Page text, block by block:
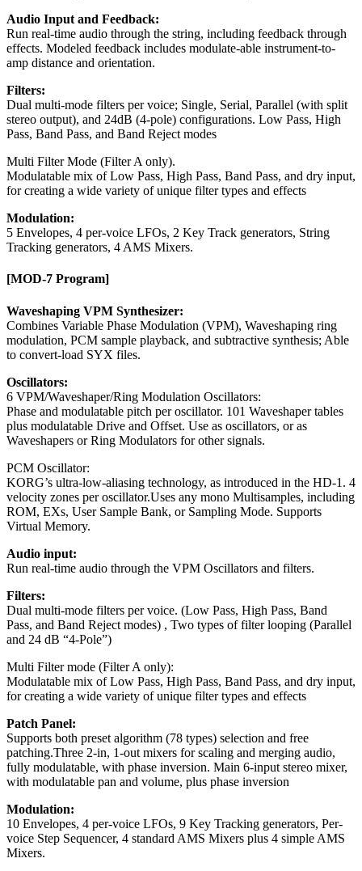
Audio Input and Feedback:
Run real-time audio through the string, including feedback through
effects. Modeled feedback includes modulate-able instrument-to-
amp distance and orientation.
Filters:
Dual multi-mode filters per voice; Single, Serial, Parallel (with split
stereo output), and 24dB (4-pole) configurations. Low Pass, High
Pass, Band Pass, and Band Reject modes
Multi Filter Mode (Filter A only).
Modulatable mix of Low Pass, High Pass, Band Pass, and dry input,
for creating a wide variety of unique filter types and effects
Modulation:
5 Envelopes, 4 per-voice LFOs, 2 Key Track generators, String
Tracking generators, 4 AMS Mixers.
[MOD-7 Program]
Waveshaping VPM Synthesizer:
Combines Variable Phase Modulation (VPM), Waveshaping ring
modulation, PCM sample playback, and subtractive synthesis; Able
to convert-load SYX files.
Oscillators:
6 VPM/Waveshaper/Ring Modulation Oscillators:
Phase and modulatable pitch per oscillator. 101 Waveshaper tables
plus modulatable Drive and Offset. Use as oscillators, or as
Waveshapers or Ring Modulators for other signals.
PCM Oscillator:
KORG’s ultra-low-aliasing technology, as introduced in the HD-1. 4
velocity zones per oscillator.Uses any mono Multisamples, including
ROM, EXs, User Sample Bank, or Sampling Mode. Supports
Virtual Memory.
Audio input:
Run real-time audio through the VPM Oscillators and filters.
Filters:
Dual multi-mode filters per voice. (Low Pass, High Pass, Band
Pass, and Band Reject modes) , Two types of filter looping (Parallel
and 24 dB “4-Pole”)
Multi Filter mode (Filter A only):
Modulatable mix of Low Pass, High Pass, Band Pass, and dry input,
for creating a wide variety of unique filter types and effects
Patch Panel:
Supports both preset algorithm (78 types) selection and free
patching.Three 2-in, 1-out mixers for scaling and merging audio,
fully modulatable, with phase inversion. Main 6-input stereo mixer,
with modulatable pan and volume, plus phase inversion
Modulation:
10 Envelopes, 4 per-voice LFOs, 9 Key Tracking generators, Per-
voice Step Sequencer, 4 standard AMS Mixers plus 4 simple AMS
Mixers.